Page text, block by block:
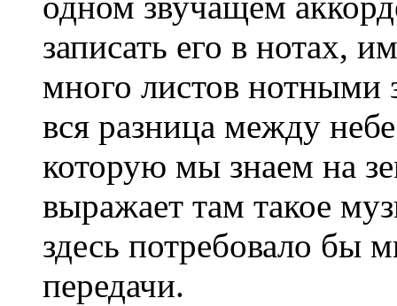
записать его в нотах,
много листов нотными
вся разница между
которую мы знаем на
выражает там такое
здесь потребовало бы
передачи.